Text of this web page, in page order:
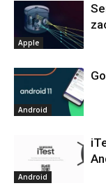
Apple
Android
Android